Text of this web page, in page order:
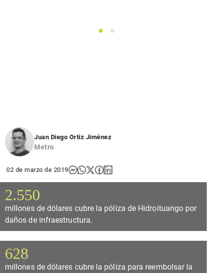
1 2
Juan Diego Ortiz Jiménez
Metro
02 de marzo de 2019
2.550
millones de dólares cubre la póliza de Hidroituango por
daños de infraestructura.
628
millones de dólares cubre la póliza para reembolsar la